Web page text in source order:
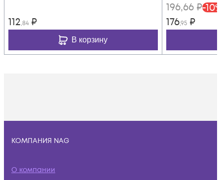
112,84 ₽
В корзину
196,66 ₽-10
176,95 ₽
КОМПАНИЯ NAG
О компании